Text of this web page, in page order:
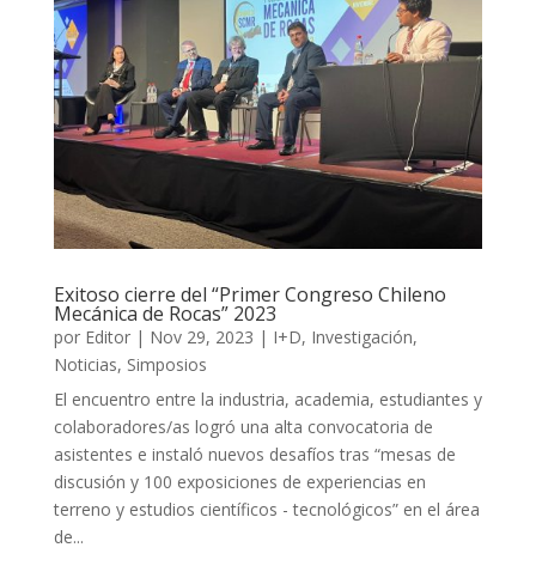
Exitoso cierre del “Primer Congreso Chileno
Mecánica de Rocas” 2023
por Editor| Nov 29, 2023 | I+D, Investigación,
Noticias, Simposios
El encuentro entre la industria, academia, estudiantes y
colaboradores/as logró una alta convocatoria de
asistentes e instaló nuevos desafíos tras “mesas de
discusión y 100 exposiciones de experiencias en
terreno y estudios científicos - tecnológicos” en el área
de...